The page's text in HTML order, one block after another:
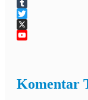
Maps
LinkedIn
Tumblr
Twitter
X
Komentar